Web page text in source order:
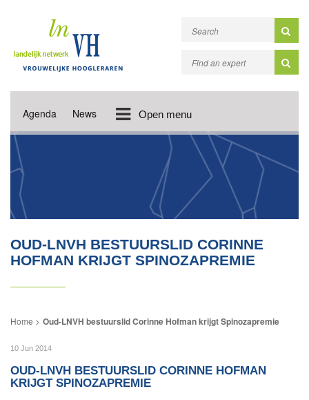
Agenda News Open menu
OUD-LNVH BESTUURSLID CORINNE
HOFMAN KRIJGT SPINOZAPREMIE
Oud-LNVH bestuurslid Corinne Hofman krijgt Spinozapremie
10 Jun 2014
OUD-LNVH BESTUURSLID CORINNE HOFMAN
KRIJGT SPINOZAPREMIE